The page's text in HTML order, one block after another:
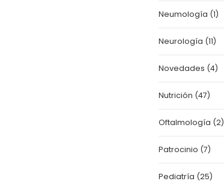
Neumología (1)
Neurología (11)
Novedades (4)
Nutrición (47)
Oftalmología (2)
Patrocinio (7)
Pediatría (25)